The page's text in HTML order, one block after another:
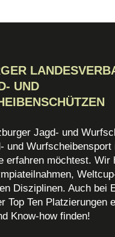
UND
Jagd- und
und
erfahren möchtest.
Disziplinen. Auch bei
Top Ten
Know-how finden!